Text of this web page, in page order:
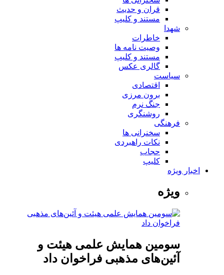
قران و حدیث
مستند و کلیپ
شهدا
خاطرات
وصیت نامه ها
مستند و کلیپ
گالری عکس
سیاست
اقتصادی
برون مرزی
جنگ نرم
روشنگری
فرهنگی
سخنرانی ها
نکات راهبردی
حجاب
کلیپ
اخبار ویژه
ویژه
سومین همایش علمی هیئت و
آئین‌های مذهبی فراخوان داد